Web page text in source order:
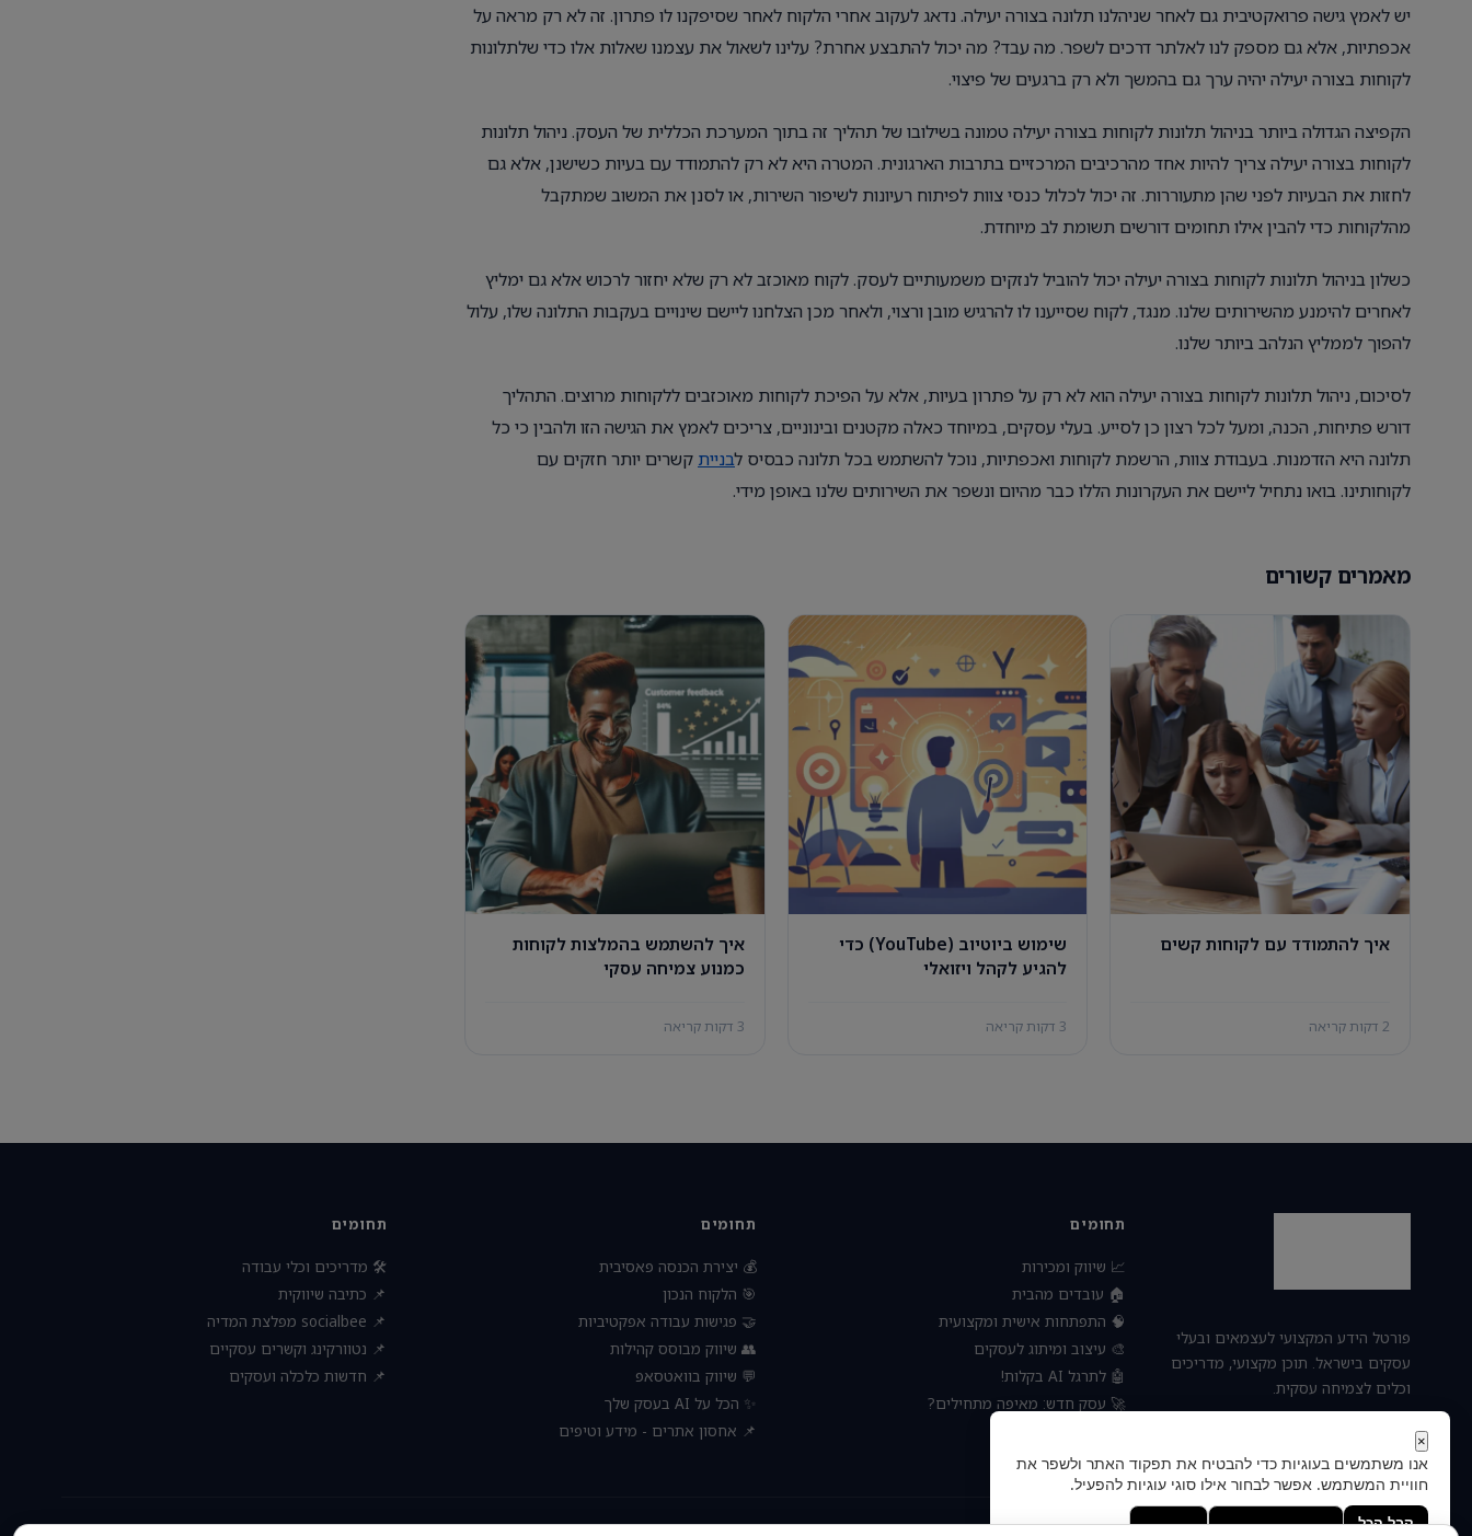
יש לאמץ גישה פרואקטיבית גם לאחר שניהלנו תלונה בצורה יעילה. נדאג לעקוב אחרי הלקוח לאחר שסיפקנו לו פתרון. זה לא רק מראה על
אכפתיות, אלא גם מספק לנו לאלתר דרכים לשפר. מה עבד? מה יכול להתבצע אחרת? עלינו לשאול את עצמנו שאלות אלו כדי שלתלונות
לקוחות בצורה יעילה יהיה ערך גם בהמשך ולא רק ברגעים של פיצוי.
הקפיצה הגדולה ביותר בניהול תלונות לקוחות בצורה יעילה טמונה בשילובו של תהליך זה בתוך המערכת הכללית של העסק. ניהול תלונות
לקוחות בצורה יעילה צריך להיות אחד מהרכיבים המרכזיים בתרבות הארגונית. המטרה היא לא רק להתמודד עם בעיות כשישנן, אלא גם
לחזות את הבעיות לפני שהן מתעוררות. זה יכול לכלול כנסי צוות לפיתוח רעיונות לשיפור השירות, או לסנן את המשוב שמתקבל
מהלקוחות כדי להבין אילו תחומים דורשים תשומת לב מיוחדת.
כשלון בניהול תלונות לקוחות בצורה יעילה יכול להוביל לנזקים משמעותיים לעסק. לקוח מאוכזב לא רק שלא יחזור לרכוש אלא גם ימליץ
לאחרים להימנע מהשירותים שלנו. מנגד, לקוח שסייענו לו להרגיש מובן ורצוי, ולאחר מכן הצלחנו ליישם שינויים בעקבות התלונה שלו, עלול
להפוך לממליץ הנלהב ביותר שלנו.
לסיכום, ניהול תלונות לקוחות בצורה יעילה הוא לא רק על פתרון בעיות, אלא על הפיכת לקוחות מאוכזבים ללקוחות מרוצים. התהליך
דורש פתיחות, הכנה, ומעל לכל רצון כן לסייע. בעלי עסקים, במיוחד כאלה מקטנים ובינוניים, צריכים לאמץ את הגישה הזו ולהבין כי כל
תלונה היא הזדמנות. בעבודת צוות, הרשמת לקוחות ואכפתיות, נוכל להשתמש בכל תלונה כבסיס לבניית קשרים יותר חזקים עם
לקוחותינו. בואו נתחיל ליישם את העקרונות הללו כבר מהיום ונשפר את השירותים שלנו באופן מידי.
מאמרים קשורים
איך להתמודד עם לקוחות קשים
2 דקות קריאה
שימוש ביוטיוב (YouTube) כדי
להגיע לקהל ויזואלי
3 דקות קריאה
איך להשתמש בהמלצות לקוחות
כמנוע צמיחה עסקי
3 דקות קריאה
פורטל הידע המקצועי לעצמאים ובעלי
עסקים בישראל. תוכן מקצועי, מדריכים
וכלים לצמיחה עסקית.
תחומים
📈 שיווק ומכירות
🏠 עובדים מהבית
🧠 התפתחות אישית ומקצועית
🎨 עיצוב ומיתוג לעסקים
🤖 לתרגל AI בקלות!
🚀 עסק חדש: מאיפה מתחילים?
תחומים
💰 יצירת הכנסה פאסיבית
🎯 הלקוח הנכון
🤝 פגישות עבודה אפקטיביות
👥 שיווק מבוסס קהילות
💬 שיווק בוואטסאפ
✨ הכל על AI בעסק שלך
📌 אחסון אתרים - מידע וטיפים
תחומים
🛠 מדריכים וכלי עבודה
📌 כתיבה שיווקית
📌 socialbee מפלצת המדיה
📌 נטוורקינג וקשרים עסקיים
📌 חדשות כלכלה ועסקים
×
אנו משתמשים בעוגיות כדי להבטיח את תפקוד האתר ולשפר את
חוויית המשתמש. אפשר לבחור אילו סוגי עוגיות להפעיל.
קבל הכל הסר לא הכרחיות העדפות